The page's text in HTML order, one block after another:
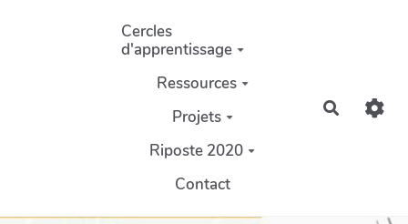
Aller au contenu principal
Cercles
d'apprentissage
Ressources
Projets
Riposte 2020
Contact